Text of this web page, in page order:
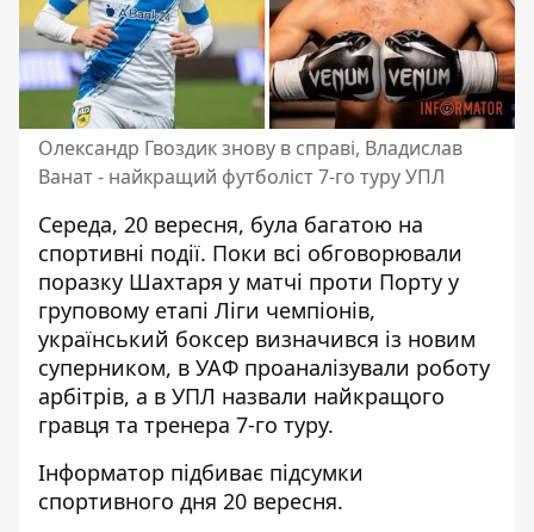
Олександр Гвоздик знову в справі, Владислав
Ванат - найкращий футболіст 7-го туру УПЛ
Середа, 20 вересня, була багатою на
спортивні події. Поки всі обговорювали
поразку Шахтаря у матчі проти Порту у
груповому етапі Ліги чемпіонів,
український боксер визначився із новим
суперником, в УАФ проаналізували роботу
арбітрів, а в УПЛ назвали найкращого
гравця та тренера 7-го туру.
Інформатор підбиває підсумки
спортивного дня 20 вересня.